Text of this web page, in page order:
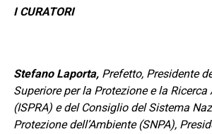
I CURATORI
Stefano Laporta, Prefetto, Presidente
Superiore per la Protezione e la Ricerca
(ISPRA) e del Consiglio del Sistema
Protezione dell’Ambiente (SNPA),